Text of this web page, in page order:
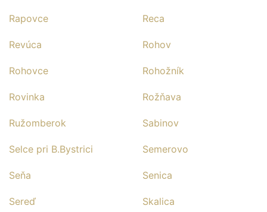
Rapovce Reca
Revúca Rohov
Rohovce Rohožník
Rovinka Rožňava
Ružomberok Sabinov
Selce pri B.Bystrici Semerovo
Seňa Senica
Sereď Skalica